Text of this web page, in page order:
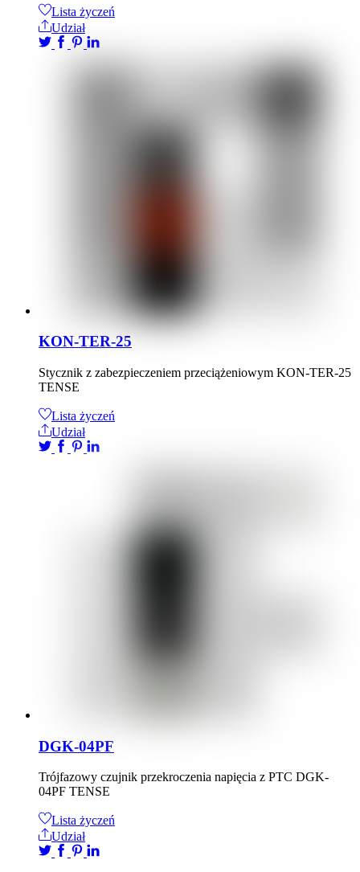
Lista życzeń
Udział
KON-TER-25
Stycznik z zabezpieczeniem przeciążeniowym KON-TER-25
TENSE
Lista życzeń
Udział
DGK-04PF
Trójfazowy czujnik przekroczenia napięcia z PTC DGK-
04PF TENSE
Lista życzeń
Udział